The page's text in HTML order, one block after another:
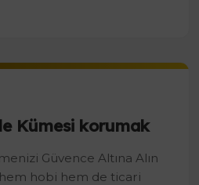
Kümesi korumak
Güvence Altına Alın
hem hobi hem de ticari